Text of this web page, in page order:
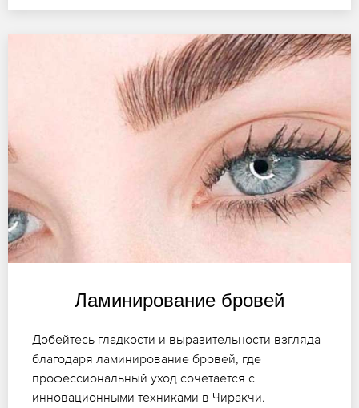
Ламинирование бровей
Добейтесь гладкости и выразительности взгляда
благодаря ламинирование бровей, где
профессиональный уход сочетается с
инновационными техниками в Чиракчи.